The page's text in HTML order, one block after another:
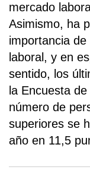
mercado
Asimismo, ha
importancia
laboral, y en
sentido, los
la Encuesta
número de
superiores se
año en 11,5